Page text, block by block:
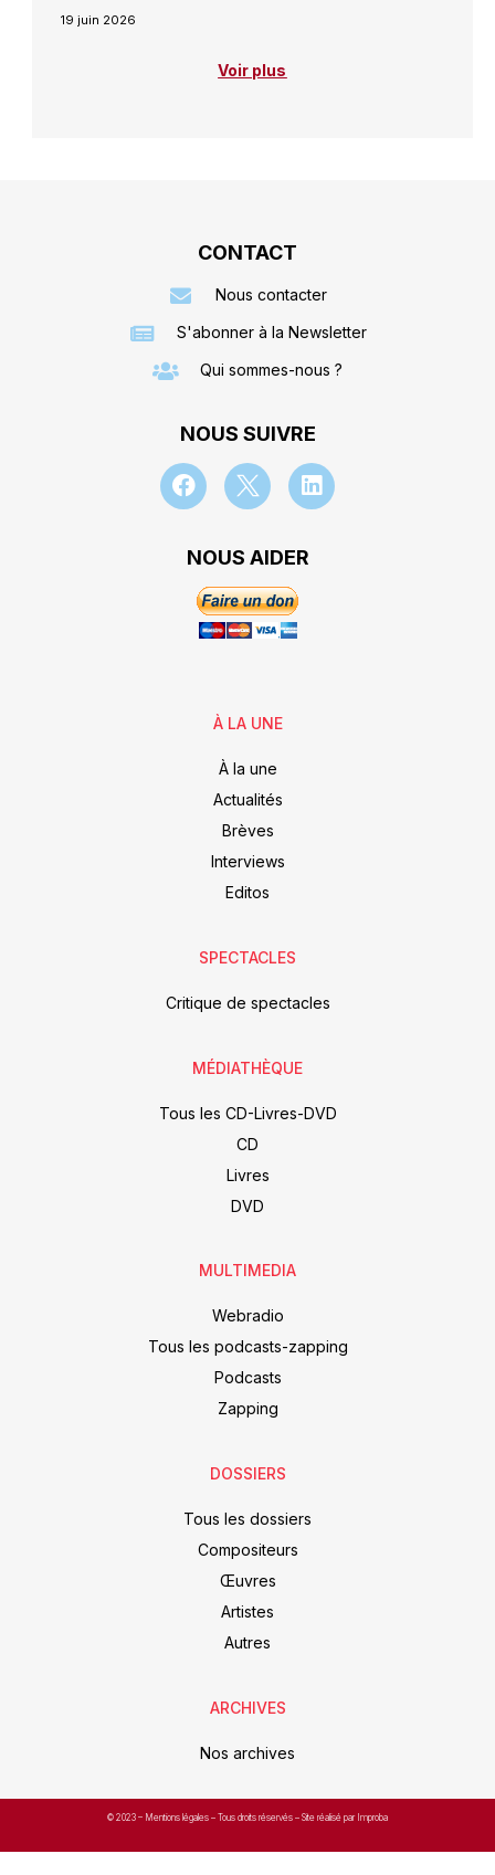
19 juin 2026
Voir plus
CONTACT
Nous contacter
S'abonner à la Newsletter
Qui sommes-nous ?
NOUS SUIVRE
NOUS AIDER
À LA UNE
À la une
Actualités
Brèves
Interviews
Editos
SPECTACLES
Critique de spectacles
MÉDIATHÈQUE
Tous les CD-Livres-DVD
CD
Livres
DVD
MULTIMEDIA
Webradio
Tous les podcasts-zapping
Podcasts
Zapping
DOSSIERS
Tous les dossiers
Compositeurs
Œuvres
Artistes
Autres
ARCHIVES
Nos archives
© 2023 – Mentions légales – Tous droits réservés – Site réalisé par Improba